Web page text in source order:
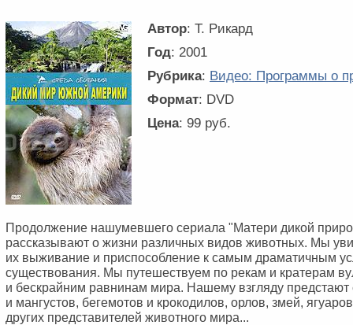
Автор: Т. Рикард
Год: 2001
Рубрика: Видео: Программы о
Формат: DVD
Цена: 99 руб.
Продолжение нашумевшего сериала "Матери дикой
рассказывают о жизни различных видов животных. Мы
их выживание и приспособление к самым драматичным
существования. Мы путешествуем по рекам и кратерам
и бескрайним равнинам мира. Нашему взгляду
и мангустов, бегемотов и крокодилов, орлов, змей,
других представителей животного мира...